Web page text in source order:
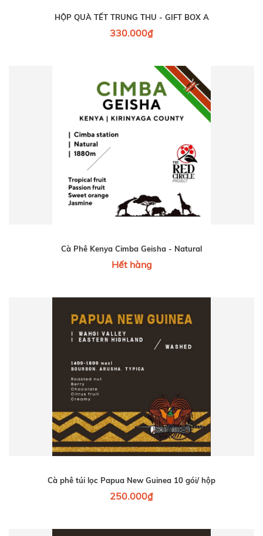
HỘP QUÀ TẾT TRUNG THU - GIFT BOX A
330.000₫
Cà Phê Kenya Cimba Geisha - Natural
Hết hàng
Cà phê túi lọc Papua New Guinea 10 gói/ hộp
250.000₫